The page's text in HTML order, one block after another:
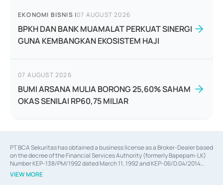
EKONOMI BISNIS |07 AUGUST 2026
BPKH DAN BANK MUAMALAT PERKUAT SINERGI
GUNA KEMBANGKAN EKOSISTEM HAJI
07 AUGUST 2026
BUMI ARSANA MULIA BORONG 25,60% SAHAM
OKAS SENILAI RP60,75 MILIAR
PT BCA Sekuritas has obtained a business license as a Broker-Dealer based
on the decree of the Financial Services Authority (formerly Bapepam-LK)
Number KEP-138/PM/1992 dated March 11, 1992 and KEP-06/D.04/2014
dated February 28, 2014, a business license as an Underwriter based on the
decree of the Financial Services Authority Number KEP-12/PM/PEE/1997
VIEW MORE